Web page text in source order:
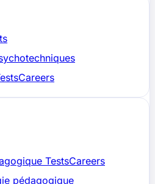
TestsCareers
pédagogique